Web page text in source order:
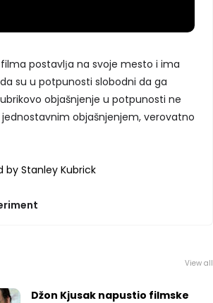
postavlјa na svoje mesto i ima
su u potpunosti slobodni da ga
objašnjenje u potpunosti ne
objašnjenjem, verovatno
by Stanley Kubrick
View all
Džon Kjusak napustio filmske